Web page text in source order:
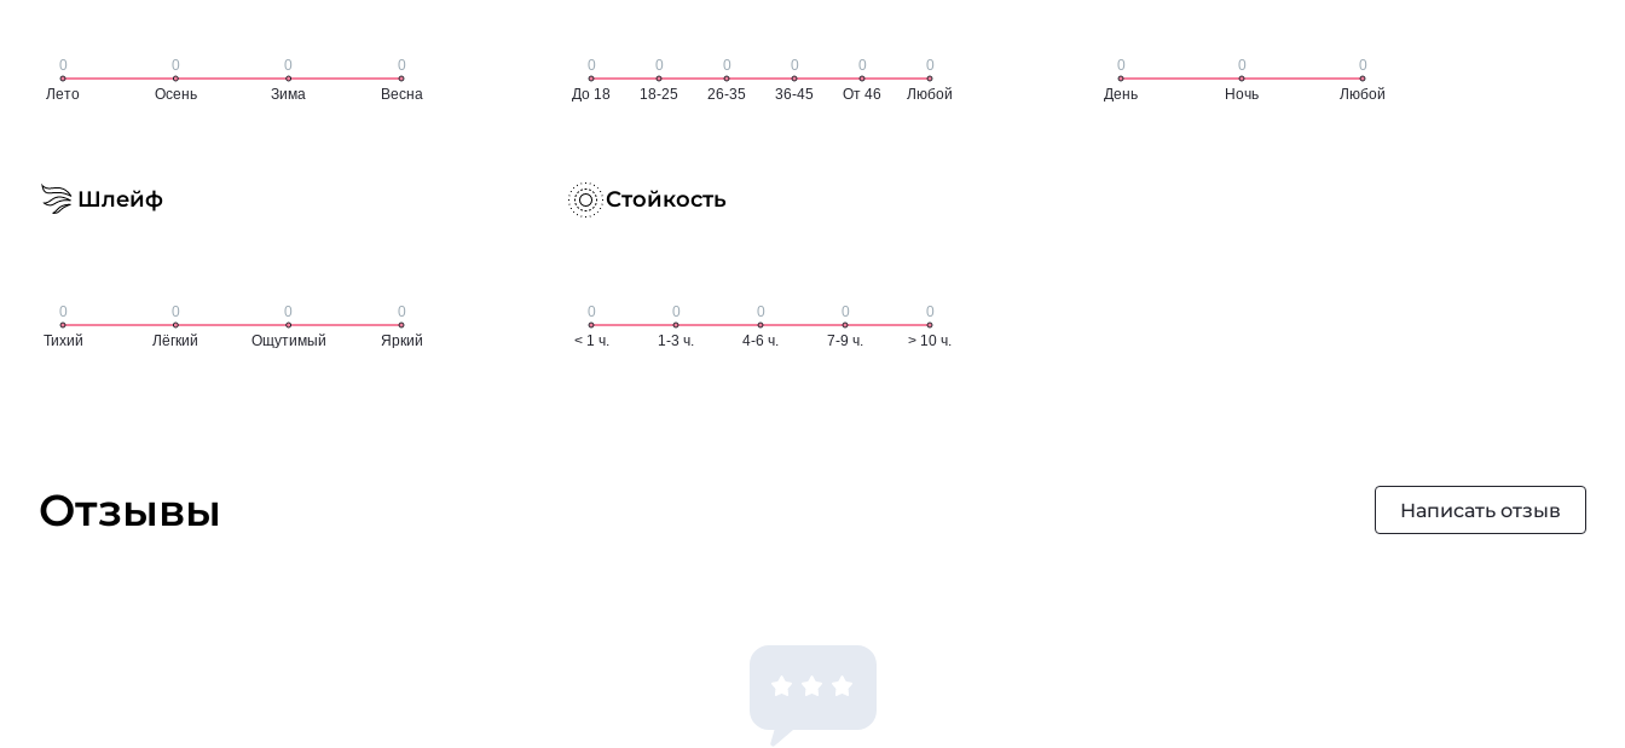
Шлейф Стойкость
Отзывы Написать отзыв